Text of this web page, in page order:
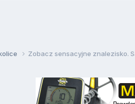
Zobacz sensacyjne znalezisko.